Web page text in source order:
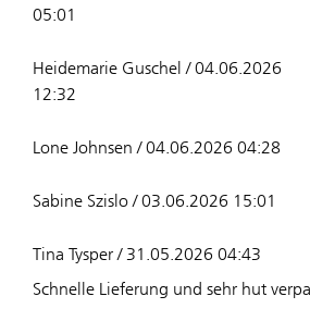
05:01
Heidemarie Guschel / 04.06.2026
12:32
Lone Johnsen / 04.06.2026 04:28
Sabine Szislo / 03.06.2026 15:01
Tina Tysper / 31.05.2026 04:43
Schnelle Lieferung und sehr hut